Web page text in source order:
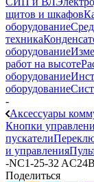
щитов и шкафов
оборудование
техника
оборудование
работ на высоте
оборудование
оборудование
-
Аксессуары
Кнопки
пускатели
и управления
-NC1-25-32
Поделиться